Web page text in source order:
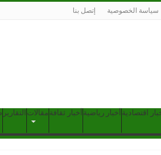
سياسة الخصوصية إتصل بنا
اقتصادية أخبار رياضية أخبار ثقافة مقالات التقارير